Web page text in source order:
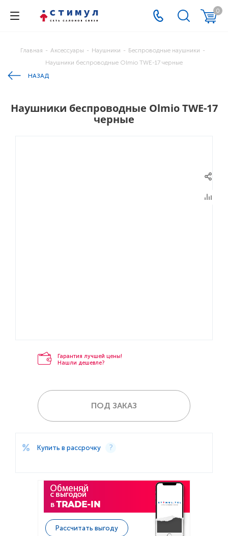
0
Главная - Аксессуары - Наушники - Беспроводные наушники -
Наушники беспроводные Olmio TWE-17 черные
НАЗАД
Наушники беспроводные Olmio TWE-17
черные
Гарантия лучшей цены!
Нашли дешевле?
ПОД ЗАКАЗ
Купить в рассрочку
Рассчитать выгоду